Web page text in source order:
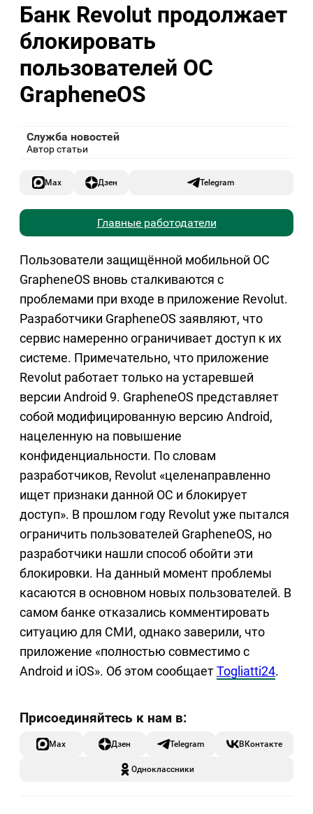
Банк Revolut продолжает
блокировать
пользователей ОС
GrapheneOS
Служба новостей
Автор статьи
Max Дзен Telegram
Главные работодатели
Пользователи защищённой мобильной ОС
GrapheneOS вновь сталкиваются с
проблемами при входе в приложение Revolut.
Разработчики GrapheneOS заявляют, что
сервис намеренно ограничивает доступ к их
системе. Примечательно, что приложение
Revolut работает только на устаревшей
версии Android 9. GrapheneOS представляет
собой модифицированную версию Android,
нацеленную на повышение
конфиденциальности. По словам
разработчиков, Revolut «целенаправленно
ищет признаки данной ОС и блокирует
доступ». В прошлом году Revolut уже пытался
ограничить пользователей GrapheneOS, но
разработчики нашли способ обойти эти
блокировки. На данный момент проблемы
касаются в основном новых пользователей. В
самом банке отказались комментировать
ситуацию для СМИ, однако заверили, что
приложение «полностью совместимо с
Android и iOS». Об этом сообщаетTogliatti24.
Max Дзен Telegram ВКонтакте
Одноклассники